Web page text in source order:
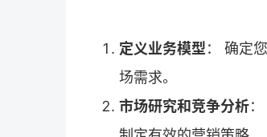
定义业务模型： 确定
场需求。
市场研究和竞争分析